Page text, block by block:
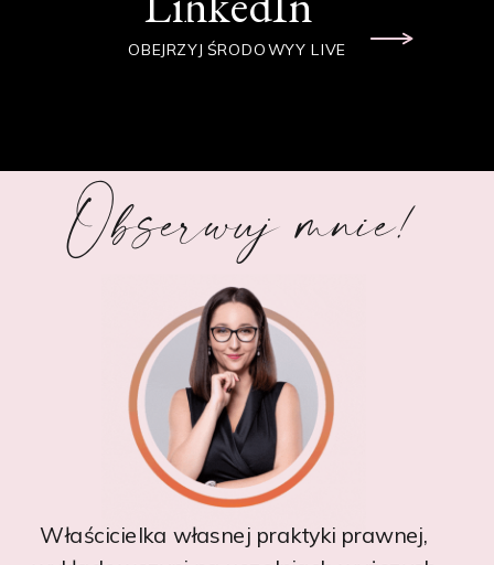
OBEJRZYJ ŚRODOWYY LIVE
Obserwuj mnie!
Właścicielka własnej praktyki prawnej,